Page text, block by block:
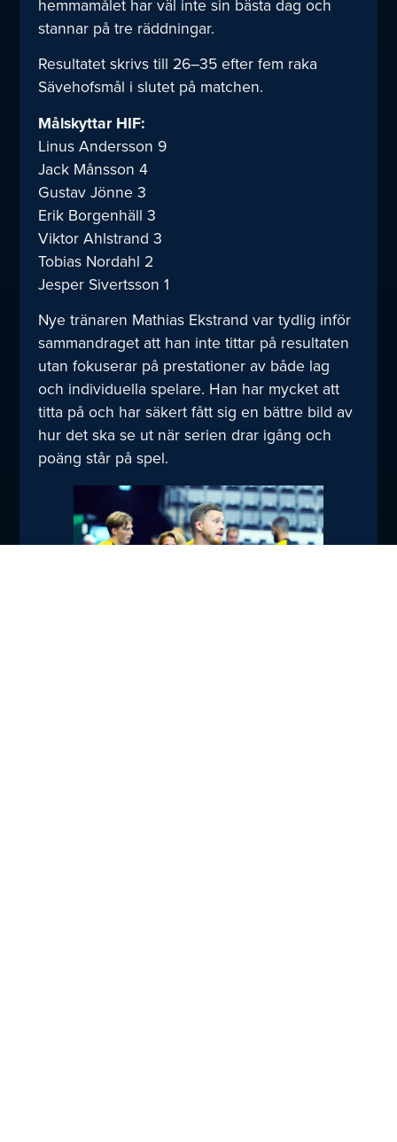
hemmamålet har väl inte sin bästa dag och
stannar på tre räddningar.
Resultatet skrivs till 26–35 efter fem raka
Sävehofsmål i slutet på matchen.
Målskyttar HIF:
Linus Andersson 9
Jack Månsson 4
Gustav Jönne 3
Erik Borgenhäll 3
Viktor Ahlstrand 3
Tobias Nordahl 2
Jesper Sivertsson 1
Nye tränaren Mathias Ekstrand var tydlig inför
sammandraget att han inte tittar på resultaten
utan fokuserar på prestationer av både lag
och individuella spelare. Han har mycket att
titta på och har säkert fått sig en bättre bild av
hur det ska se ut när serien drar igång och
poäng står på spel.